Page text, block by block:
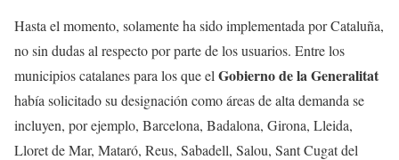
Hasta el momento, solamente ha sido implementada por Cataluña,
no sin dudas al respecto por parte de los usuarios. Entre los
municipios catalanes para los que el Gobierno de la Generalitat
había solicitado su designación como áreas de alta demanda se
incluyen, por ejemplo, Barcelona, Badalona, Girona, Lleida,
Lloret de Mar, Mataró, Reus, Sabadell, Salou, Sant Cugat del